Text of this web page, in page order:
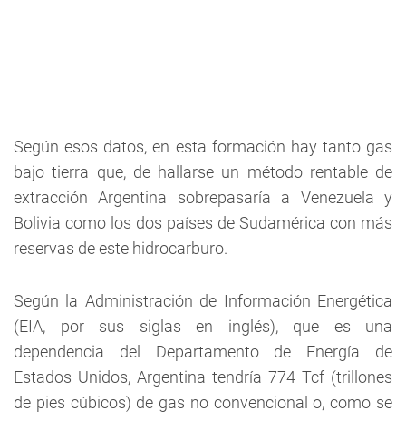
Según esos datos, en esta formación hay tanto gas
bajo tierra que, de hallarse un método rentable de
extracción Argentina sobrepasaría a Venezuela y
Bolivia como los dos países de Sudamérica con más
reservas de este hidrocarburo.
Según la Administración de Información Energética
(EIA, por sus siglas en inglés), que es una
dependencia del Departamento de Energía de
Estados Unidos, Argentina tendría 774 Tcf (trillones
de pies cúbicos) de gas no convencional o, como se